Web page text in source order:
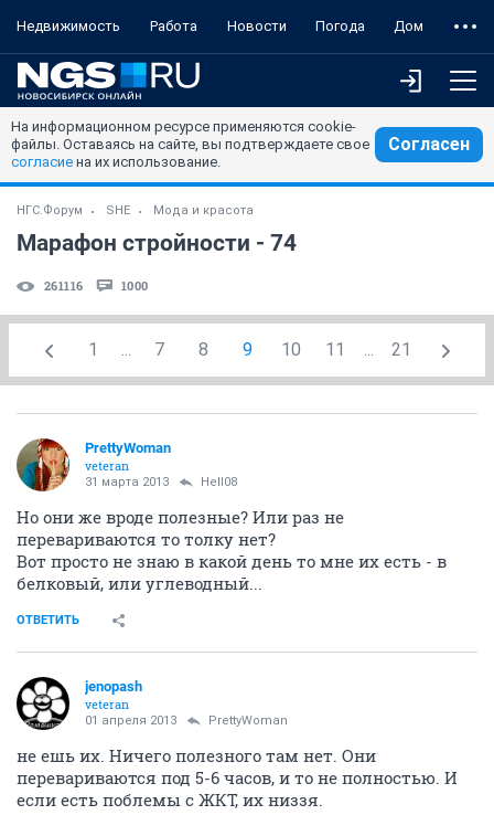
Недвижимость Работа Новости Погода Дом
На информационном ресурсе применяются cookie-
файлы. Оставаясь на сайте, вы подтверждаете свое
согласие на их использование.
Согласен
НГС.Форум SHE Мода и красота
Марафон стройности - 74
261116 1000
1 ... 7 8 9 10 11 ... 21
PrettyWoman
veteran
31 марта 2013 Hell08
Но они же вроде полезные? Или раз не
перевариваются то толку нет?
Вот просто не знаю в какой день то мне их есть - в
белковый, или углеводный...
ОТВЕТИТЬ
jenopash
veteran
01 апреля 2013 PrettyWoman
не ешь их. Ничего полезного там нет. Они
перевариваются под 5-6 часов, и то не полностью. И
если есть поблемы с ЖКТ, их низзя.